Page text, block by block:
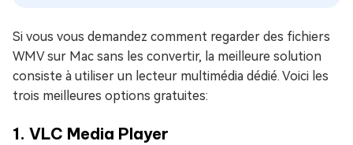
Si vous vous demandez comment regarder des fichiers
WMV sur Mac sans les convertir, la meilleure solution
consiste à utiliser un lecteur multimédia dédié. Voici les
trois meilleures options gratuites:
1. VLC Media Player